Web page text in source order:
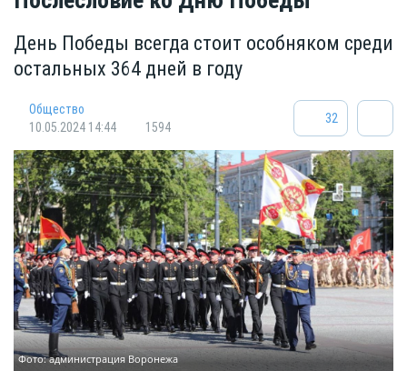
День Победы всегда стоит особняком среди
остальных 364 дней в году
Общество
10.05.2024 14:44
1594
32
Фото: администрация Воронежа